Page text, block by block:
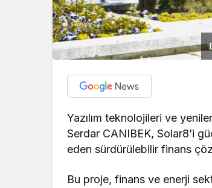
Yazılım teknolojileri ve
Serdar CANIBEK, Solar8’i
eden sürdürülebilir finans
Bu proje, finans ve enerji